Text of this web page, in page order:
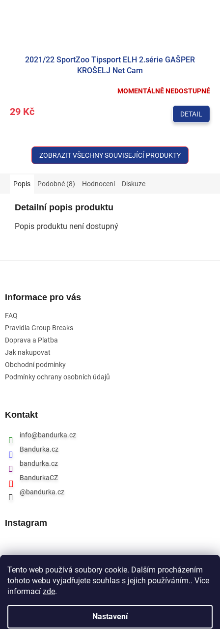
Tento web používá soubory cookie. Dalším procházením
tohoto webu vyjadřujete souhlas s jejich používáním.. Více
informací zde.
Nastavení
2021/22 SportZoo Tipsport ELH 2.série GAŠPER
KROŠELJ Net Cam
MOMENTÁLNĚ NEDOSTUPNÉ
29 Kč DETAIL
ZOBRAZIT VŠECHNY SOUVISEJÍCÍ PRODUKTY
Popis Podobné (8) Hodnocení Diskuze
Detailní popis produktu
Popis produktu není dostupný
Informace pro vás
FAQ
Pravidla Group Breaks
Doprava a Platba
Jak nakupovat
Obchodní podmínky
Podmínky ochrany osobních údajů
Kontakt
info@bandurka.cz
Bandurka.cz
bandurka.cz
BandurkaCZ
@bandurka.cz
Instagram